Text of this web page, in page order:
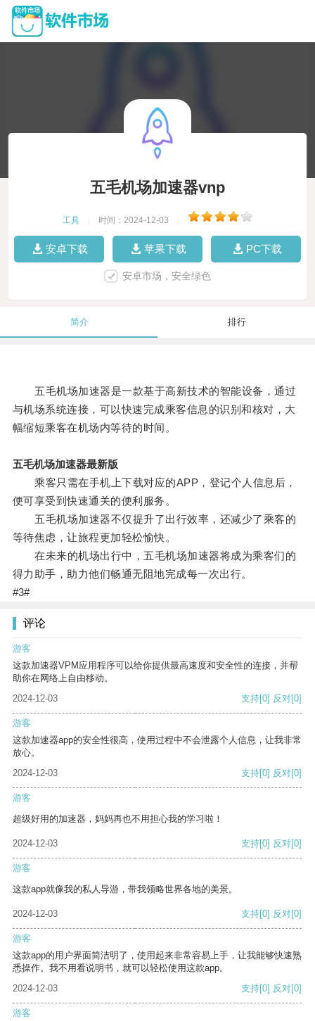
五毛机场加速器vnp
工具 时间：2024-12-03
安卓下载 苹果下载 PC下载
安卓市场，安全绿色
简介 排行
五毛机场加速器是一款基于高新技术的智能设备，通过
与机场系统连接，可以快速完成乘客信息的识别和核对，大
幅缩短乘客在机场内等待的时间。
五毛机场加速器最新版
乘客只需在手机上下载对应的APP，登记个人信息后，
便可享受到快速通关的便利服务。
五毛机场加速器不仅提升了出行效率，还减少了乘客的
等待焦虑，让旅程更加轻松愉快。
在未来的机场出行中，五毛机场加速器将成为乘客们的
得力助手，助力他们畅通无阻地完成每一次出行。
#3#
评论
游客
这款加速器VPM应用程序可以给你提供最高速度和安全性的连接，并帮
助你在网络上自由移动。
2024-12-03
支持[0] 反对[0]
游客
这款加速器app的安全性很高，使用过程中不会泄露个人信息，让我非常
放心。
2024-12-03
支持[0] 反对[0]
游客
超级好用的加速器，妈妈再也不用担心我的学习啦！
2024-12-03 支持[0] 反对[0]
游客
这款app就像我的私人导游，带我领略世界各地的美景。
2024-12-03 支持[0] 反对[0]
游客
这款app的用户界面简洁明了，使用起来非常容易上手，让我能够快速熟
悉操作。我不用看说明书，就可以轻松使用这款app。
2024-12-03
支持[0] 反对[0]
游客